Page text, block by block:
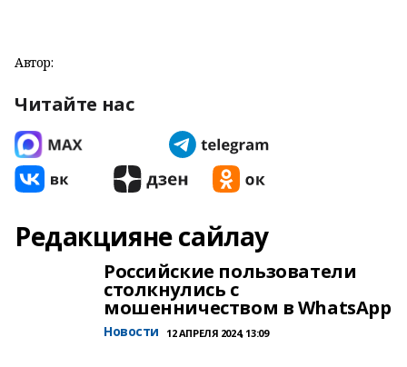
Автор:
Читайте нас
Редакцияне сайлау
Российские пользователи
столкнулись с
мошенничеством в WhatsApp
Новости 12 АПРЕЛЯ 2024, 13:09